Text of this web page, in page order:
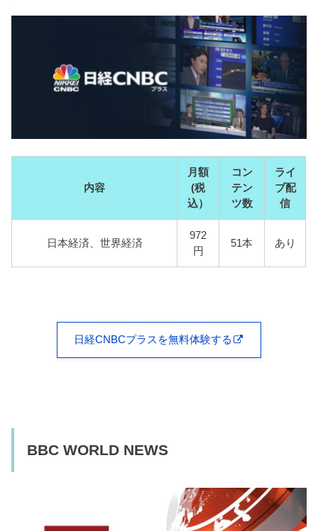
内容
月額
(税
込）
コン
テン
ツ数
ライ
ブ配
信
日本経済、世界経済
972
円
51本 あり
日経CNBCプラスを無料体験する
BBC WORLD NEWS